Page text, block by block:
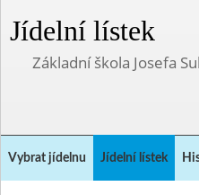
Jídelní lístek
Základní škola Josefa
Vybrat jídelnu Jídelní lístek